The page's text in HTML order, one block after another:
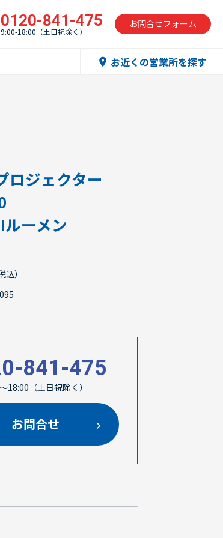
0120-841-475
9:00-18:00（土日祝除く）
お問合せフォーム
location_on お近くの営業所を探す
ロジェクター
ーメン
込）
841-475
18:00（土日祝除く）
お問合せ